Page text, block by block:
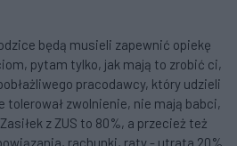
będą musieli zapewnić opiekę
pytam tylko, jak mają to zrobić ci,
pracodawcy, który udzieli
tolerował zwolnienie, nie mają babci,
z ZUS to 80%, a przecież też
rachunki, raty - utrata 20%